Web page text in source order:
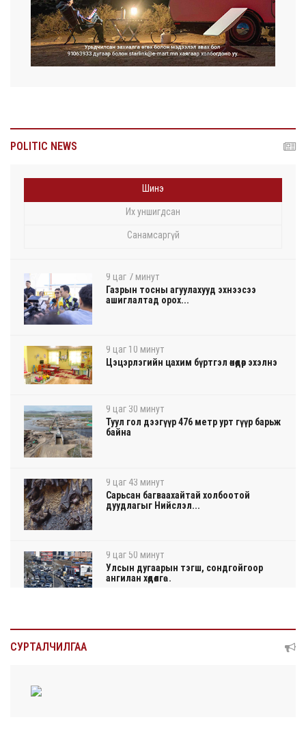
POLITIC NEWS
Шинэ
Их уншигдсан
Санамсаргүй
9 цаг 7 минут
Газрын тосны агуулахууд эхнээсээ
ашиглалтад орох...
9 цаг 10 минут
Цэцэрлэгийн цахим бүртгэл өнөөдөр эхэлнэ
9 цаг 30 минут
Туул гол дээгүүр 476 метр урт гүүр барьж
байна
9 цаг 43 минут
Сарьсан багваахайтай холбоотой
дуудлагыг Нийслэл...
9 цаг 50 минут
Улсын дугаарын тэгш, сондгойгоор
ангилан хөдөлгө...
9 цаг 56 минут
СУРТАЛЧИЛГАА